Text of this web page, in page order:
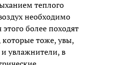
теплого
необходимо
более походят
тоже, увы,
увлажнители, в